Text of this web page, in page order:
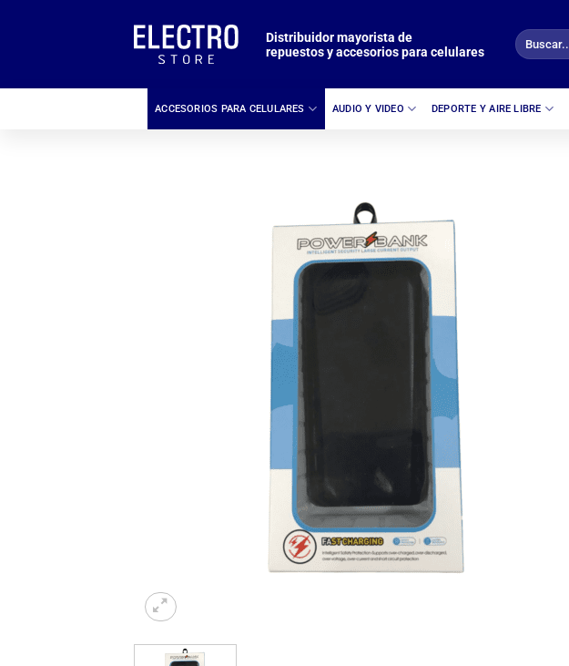
Distribuidor mayorista de
repuestos y accesorios para celulares
Buscar
por:
ACCESORIOS PARA CELULARES AUDIO Y VIDEO DEPORTE Y AIRE LIBRE